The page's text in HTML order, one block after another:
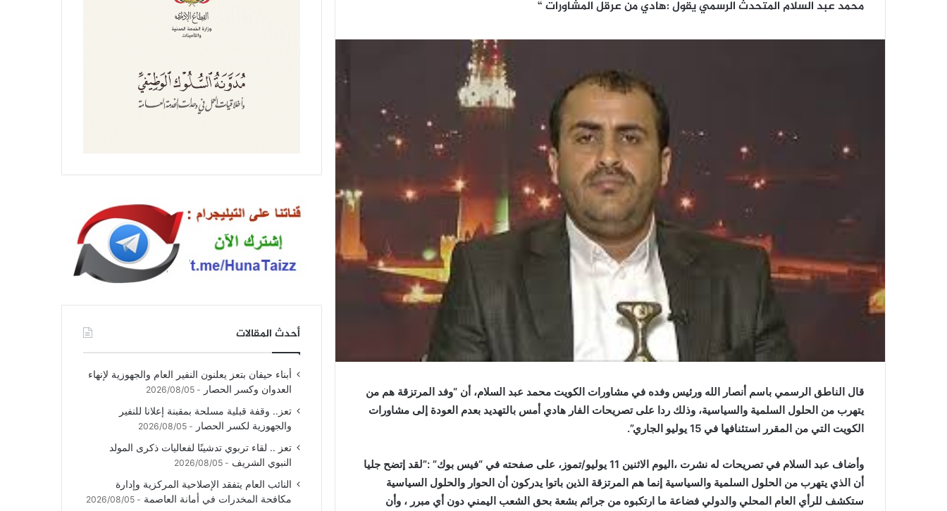
محمد عبد السلام المتحدث الرسمي يقول :هادي من عرقل المشاورات “
قال الناطق الرسمي باسم أنصار الله ورئيس وفده في مشاورات الكويت محمد عبد السلام، أن “وفد المرتزقة هم من
يتهرب من الحلول السلمية والسياسية، وذلك ردا على تصريحات الفار هادي أمس بالتهديد بعدم العودة إلى مشاورات
الكويت التي من المقرر استئنافها في 15 يوليو الجاري”.
وأضاف عبد السلام في تصريحات له نشرت ،اليوم الاثنين 11 يوليو/تموز، على صفحته في “فيس بوك” :”لقد إتضح جليا
أن الذي يتهرب من الحلول السلمية والسياسية إنما هم المرتزقة الذين باتوا يدركون أن الحوار والحلول السياسية
ستكشف للرأي العام المحلي والدولي فضاعة ما ارتكبوه من جرائم بشعة بحق الشعب اليمني دون أي مبرر ، وأن
أحدث المقالات
أبناء حيفان بتعز يعلنون النفير العام والجهوزية لإنهاء
العدوان وكسر الحصار
2026/08/05
تعز.. وقفة قبلية مسلحة بمقبنة إعلانا للنفير
والجهوزية لكسر الحصار
2026/08/05
تعز .. لقاء تربوي تدشينًا لفعاليات ذكرى المولد
النبوي الشريف
2026/08/05
النائب العام يتفقد الإصلاحية المركزية وإدارة
مكافحة المخدرات في أمانة العاصمة
2026/08/05